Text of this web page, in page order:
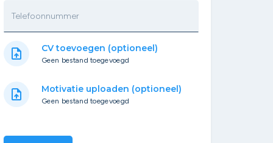
Telefoonnummer
upload_file CV toevoegen (optioneel)
Geen bestand toegevoegd
upload_file Motivatie uploaden (optioneel)
Geen bestand toegevoegd